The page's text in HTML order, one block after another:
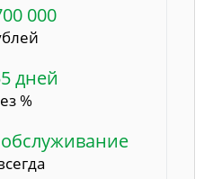
000
дней
%